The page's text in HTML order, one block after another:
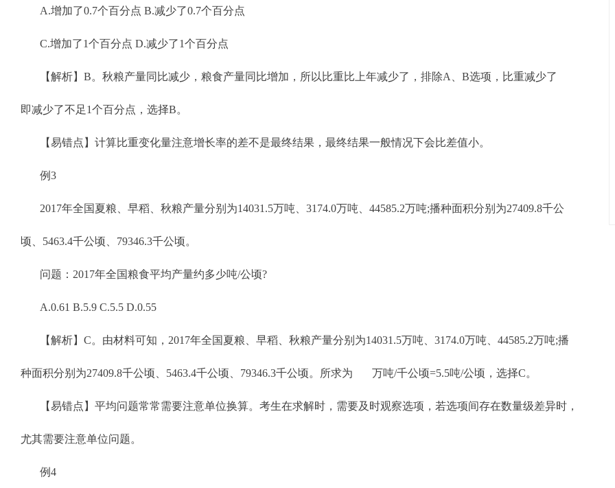
A.增加了0.7个百分点 B.减少了0.7个百分点
C.增加了1个百分点 D.减少了1个百分点
【解析】B。秋粮产量同比减少，粮食产量同比增加，所以比重比上年减少了，排除A、B选项，比重减少了
即减少了不足1个百分点，选择B。
【易错点】计算比重变化量注意增长率的差不是最终结果，最终结果一般情况下会比差值小。
例3
2017年全国夏粮、早稻、秋粮产量分别为14031.5万吨、3174.0万吨、44585.2万吨;播种面积分别为27409.8千公
顷、5463.4千公顷、79346.3千公顷。
问题：2017年全国粮食平均产量约多少吨/公顷?
A.0.61 B.5.9 C.5.5 D.0.55
【解析】C。由材料可知，2017年全国夏粮、早稻、秋粮产量分别为14031.5万吨、3174.0万吨、44585.2万吨;播
种面积分别为27409.8千公顷、5463.4千公顷、79346.3千公顷。所求为 万吨/千公顷=5.5吨/公顷，选择C。
【易错点】平均问题常常需要注意单位换算。考生在求解时，需要及时观察选项，若选项间存在数量级差异时，
尤其需要注意单位问题。
例4